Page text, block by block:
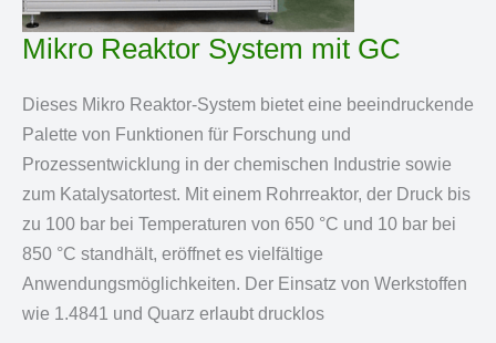
Mikro Reaktor System mit GC
Dieses Mikro Reaktor-System bietet eine beeindruckende
Palette von Funktionen für Forschung und
Prozessentwicklung in der chemischen Industrie sowie
zum Katalysatortest. Mit einem Rohrreaktor, der Druck bis
zu 100 bar bei Temperaturen von 650 °C und 10 bar bei
850 °C standhält, eröffnet es vielfältige
Anwendungsmöglichkeiten. Der Einsatz von Werkstoffen
wie 1.4841 und Quarz erlaubt drucklos